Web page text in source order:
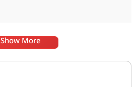
Show More